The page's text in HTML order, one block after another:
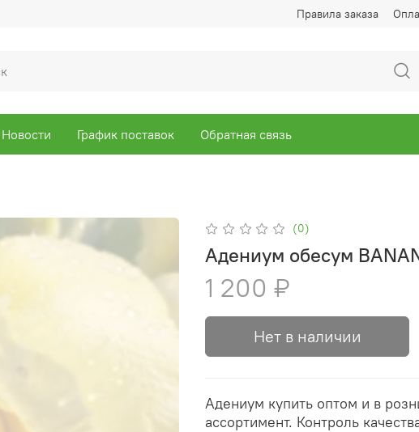
Правила заказа
Новости График поставок Обратная связь
(0)
Адениум обесум
1 200 ₽
Нет в наличии
Адениум купить оптом и в
ассортимент. Контроль